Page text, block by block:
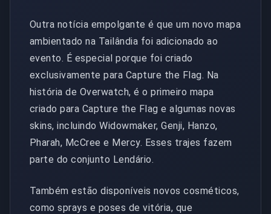
Outra notícia empolgante é que um novo mapa
ambientado na Tailândia foi adicionado ao
evento. É especial porque foi criado
exclusivamente para Capture the Flag. Na
história de Overwatch, é o primeiro mapa
criado para Capture the Flag e algumas novas
skins, incluindo Widowmaker, Genji, Hanzo,
Pharah, McCree e Mercy. Esses trajes fazem
parte do conjunto Lendário.
Também estão disponíveis novos cosméticos,
como sprays e poses de vitória, que